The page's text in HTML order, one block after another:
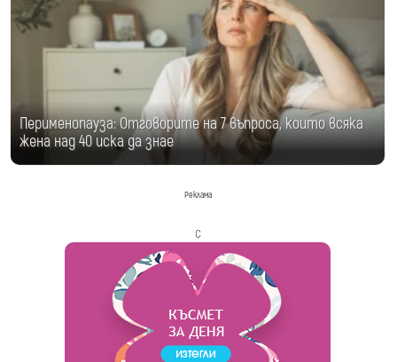
Перименопауза: Отговорите на 7 въпроса, които всяка
жена над 40 иска да знае
Реклама
с